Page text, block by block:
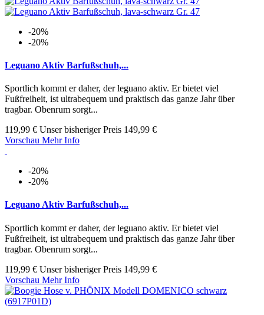
-20%
-20%
Leguano Aktiv Barfußschuh,...
Sportlich kommt er daher, der leguano aktiv. Er bietet viel
Fußfreiheit, ist ultrabequem und praktisch das ganze Jahr über
tragbar. Obenrum sorgt...
119,99 € Unser bisheriger Preis 149,99 €
Vorschau Mehr Info
-20%
-20%
Leguano Aktiv Barfußschuh,...
Sportlich kommt er daher, der leguano aktiv. Er bietet viel
Fußfreiheit, ist ultrabequem und praktisch das ganze Jahr über
tragbar. Obenrum sorgt...
119,99 € Unser bisheriger Preis 149,99 €
Vorschau Mehr Info